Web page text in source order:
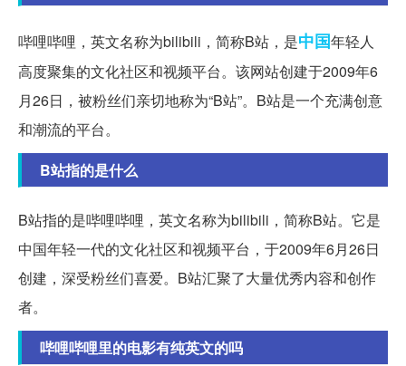
哔哩哔哩，英文名称为bilibili，简称B站，是中国年轻人
高度聚集的文化社区和视频平台。该网站创建于2009年6
月26日，被粉丝们亲切地称为“B站”。B站是一个充满创意
和潮流的平台。
B站指的是什么
B站指的是哔哩哔哩，英文名称为bilibili，简称B站。它是
中国年轻一代的文化社区和视频平台，于2009年6月26日
创建，深受粉丝们喜爱。B站汇聚了大量优秀内容和创作
者。
哔哩哔哩里的电影有纯英文的吗